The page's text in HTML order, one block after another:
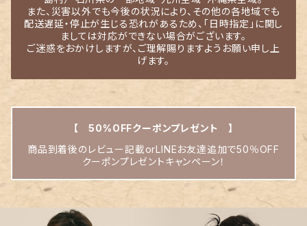
また、災害以外でも今後の状況により、その他の各地域でも
配送遅延・停止が生じる恐れがあるため、「日時指定」に関し
ましては対応ができない場合がございます。
ご迷惑をおかけしますが、ご理解賜りますようお願い申し上
げます。
【 50%OFFクーポンプレゼント 】
商品到着後のレビュー記載orLINEお友達追加で50％OFF
クーポンプレゼントキャンペーン！